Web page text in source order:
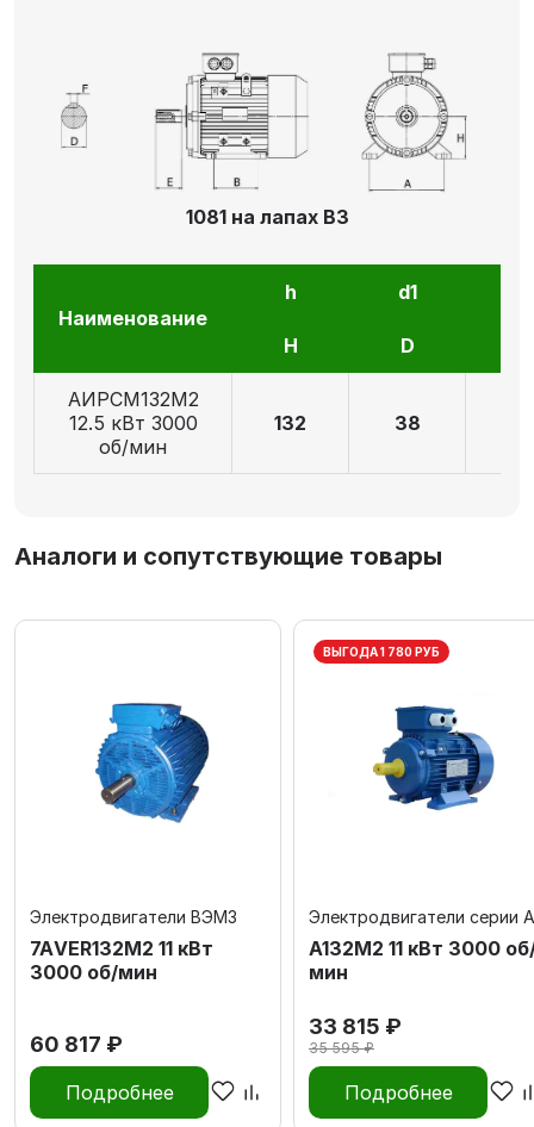
1081 на лапах В3
Наименование
h d1
H D
АИРCМ132M2
12.5 кВт 3000
об/мин
132 38
Аналоги и сопутствующие товары
Электродвигатели ВЭМЗ
7АVЕR132M2 11 кВт
3000 об/мин
60 817 ₽
Подробнее
ВЫГОДА 1 780 РУБ
Электродвигатели серии А
А132M2 11 кВт 3000
мин
33 815 ₽
35 595 ₽
Подробнее